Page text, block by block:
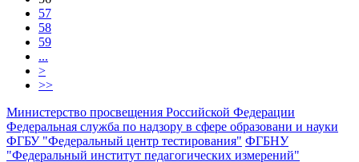
57
58
59
...
>
>>
Министерство просвещения Российской Федерации
Федеральная служба по надзору в сфере образовани и науки
ФГБУ "Федеральный центр тестирования" ФГБНУ
"Федеральный институт педагогических измерений"